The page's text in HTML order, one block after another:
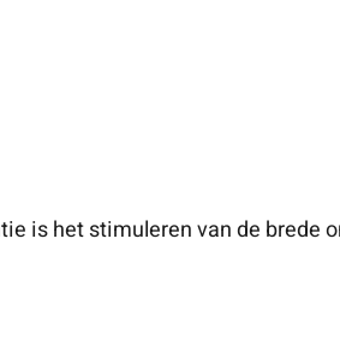
is het stimuleren van de brede